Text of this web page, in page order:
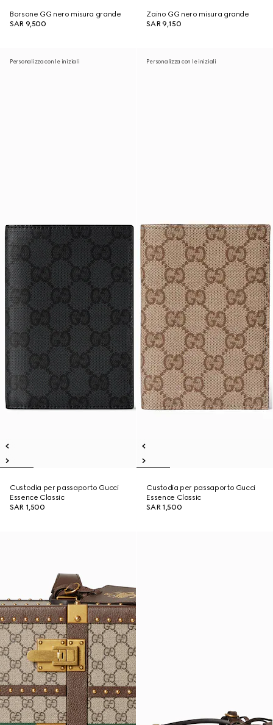
Borsone GG nero misura grande
SAR 9,500
Zaino GG nero misura grande
SAR 9,150
Personalizza con le iniziali
Custodia per passaporto Gucci
Essence Classic
SAR 1,500
Personalizza con le iniziali
Custodia per passaporto Gucci
Essence Classic
SAR 1,500